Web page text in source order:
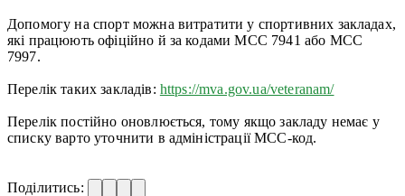
Допомогу на спорт можна витратити у спортивних закладах,
які працюють офіційно й за кодами MCC 7941 або MCC
7997.
Перелік таких закладів: https://mva.gov.ua/veteranam/
Перелік постійно оновлюється, тому якщо закладу немає у
списку варто уточнити в адміністрації MCC-код.
Поділитись: